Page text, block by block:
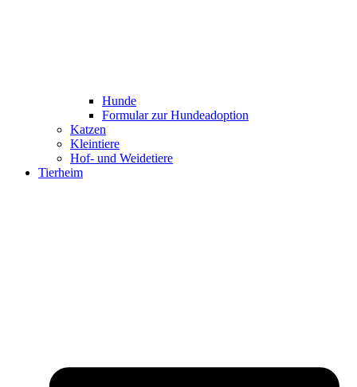
Hunde
Formular zur Hundeadoption
Katzen
Kleintiere
Hof- und Weidetiere
Tierheim